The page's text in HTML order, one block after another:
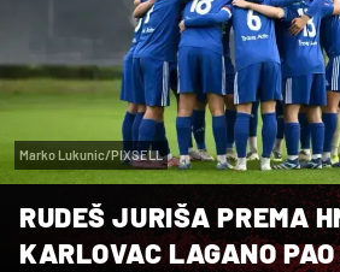
Marko Lukunic/PIXSELL
RUDEŠ JURIŠA PREMA
KARLOVAC LAGANO